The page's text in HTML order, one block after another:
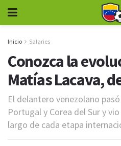
Inicio Salaries
Conozca la
Matías Lacava,
El delantero venezolano
Portugal y Corea del Sur y
largo de cada etapa